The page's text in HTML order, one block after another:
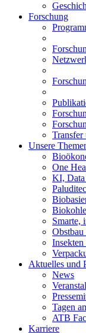
Forschung
Unsere
One
KI,
Biokohle
Smarte,
Aktuelles und
News
Tagen
ATB
Karriere